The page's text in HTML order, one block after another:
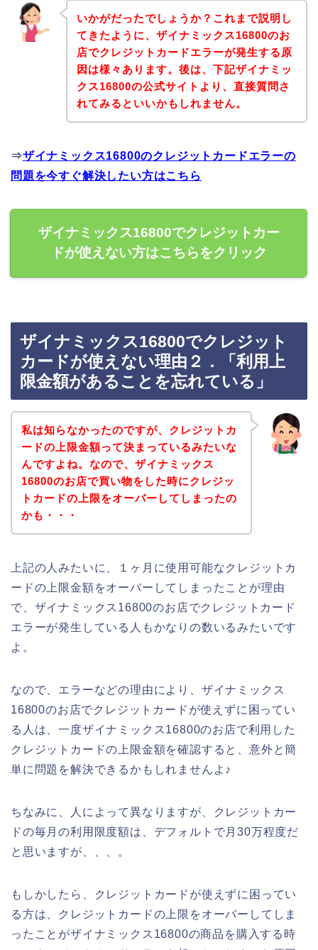
いかがだったでしょうか？これまで説明し
てきたように、ザイナミックス16800のお
店でクレジットカードエラーが発生する原
因は様々あります。後は、下記ザイナミッ
クス16800の公式サイトより、直接質問さ
れてみるといいかもしれません。
⇒ザイナミックス16800のクレジットカードエラーの
問題を今すぐ解決したい方はこちら
ザイナミックス16800でクレジットカー
ドが使えない方はこちらをクリック
ザイナミックス16800でクレジット
カードが使えない理由２．「利用上
限金額があることを忘れている」
私は知らなかったのですが、クレジットカ
ードの上限金額って決まっているみたいな
んですよね。なので、ザイナミックス
16800のお店で買い物をした時にクレジッ
トカードの上限をオーバーしてしまったの
かも・・・
上記の人みたいに、１ヶ月に使用可能なクレジットカ
ードの上限金額をオーバーしてしまったことが理由
で、ザイナミックス16800のお店でクレジットカード
エラーが発生している人もかなりの数いるみたいです
よ。
なので、エラーなどの理由により、ザイナミックス
16800のお店でクレジットカードが使えずに困ってい
る人は、一度ザイナミックス16800のお店で利用した
クレジットカードの上限金額を確認すると、意外と簡
単に問題を解決できるかもしれませんよ♪
ちなみに、人によって異なりますが、クレジットカー
ドの毎月の利用限度額は、デフォルトで月30万程度だ
と思いますが、、、。
もしかしたら、クレジットカードが使えずに困ってい
る方は、クレジットカードの上限をオーバーしてしま
ったことがザイナミックス16800の商品を購入する時